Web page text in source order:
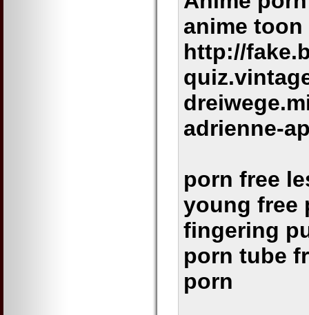
anime toon
http://
adrienne-
porn free
young free
fingering
porn tube
porn